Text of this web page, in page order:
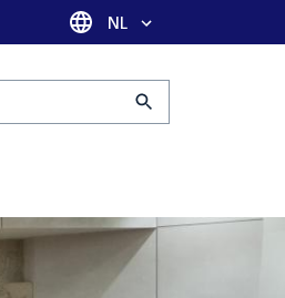
Taal selectie
NL